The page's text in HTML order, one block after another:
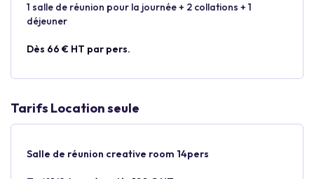
1 salle de réunion pour la journée + 2 collations + 1
déjeuner
Dès 66 € HT par pers.
Tarifs Location seule
Salle de réunion creative room 14pers